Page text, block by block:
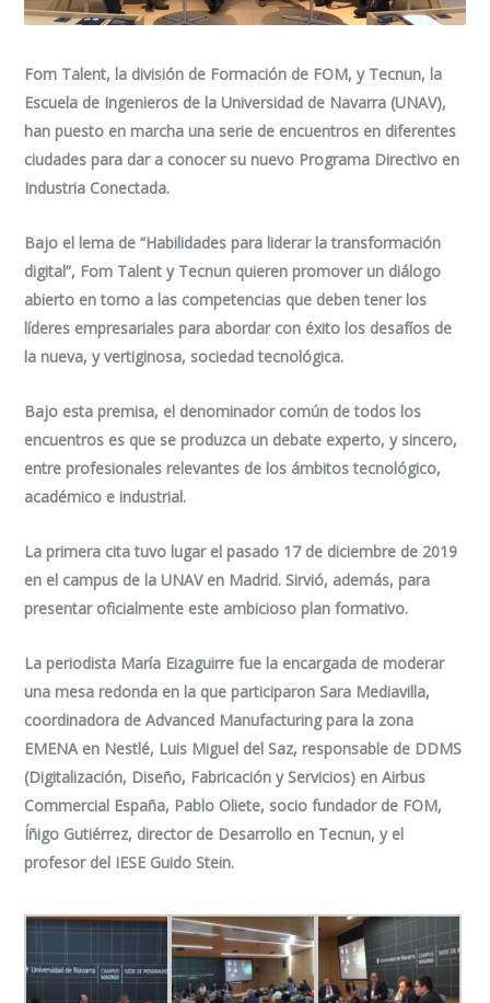
Fom Talent, la división de Formación de FOM, y Tecnun, la
Escuela de Ingenieros de la Universidad de Navarra (UNAV),
han puesto en marcha una serie de encuentros en diferentes
ciudades para dar a conocer su nuevo Programa Directivo en
Industria Conectada.
Bajo el lema de “Habilidades para liderar la transformación
digital”, Fom Talent y Tecnun quieren promover un diálogo
abierto en torno a las competencias que deben tener los
líderes empresariales para abordar con éxito los desafíos de
la nueva, y vertiginosa, sociedad tecnológica.
Bajo esta premisa, el denominador común de todos los
encuentros es que se produzca un debate experto, y sincero,
entre profesionales relevantes de los ámbitos tecnológico,
académico e industrial.
La primera cita tuvo lugar el pasado 17 de diciembre de 2019
en el campus de la UNAV en Madrid. Sirvió, además, para
presentar oficialmente este ambicioso plan formativo.
La periodista María Eizaguirre fue la encargada de moderar
una mesa redonda en la que participaron Sara Mediavilla,
coordinadora de Advanced Manufacturing para la zona
EMENA en Nestlé, Luis Miguel del Saz, responsable de DDMS
(Digitalización, Diseño, Fabricación y Servicios) en Airbus
Commercial España, Pablo Oliete, socio fundador de FOM,
Íñigo Gutiérrez, director de Desarrollo en Tecnun, y el
profesor del IESE Guido Stein.